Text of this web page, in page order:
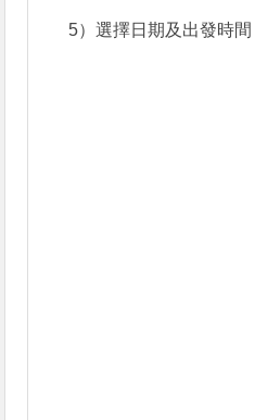
5）選擇日期及出發時間